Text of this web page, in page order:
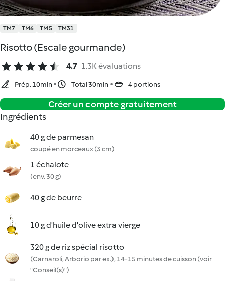
TM7 TM6 TM5 TM31
Risotto (Escale gourmande)
4.7 1.3K évaluations
Prép. 10min Total 30min 4 portions
Créer un compte gratuitement
Ingrédients
40 g de parmesan
coupé en morceaux (3 cm)
1 échalote
(env. 30 g)
40 g de beurre
10 g d'huile d'olive extra vierge
320 g de riz spécial risotto
(Carnaroli, Arborio par ex.), 14-15 minutes de cuisson (voir
"Conseil(s)")